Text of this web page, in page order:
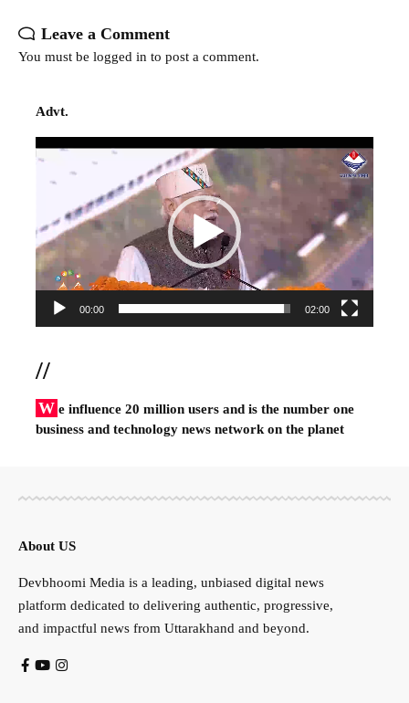
Leave a Comment
You must be logged in to post a comment.
Advt.
Video
00:00 02:00
//
W e influence 20 million users and is the number one
business and technology news network on the planet
About US
Devbhoomi Media is a leading, unbiased digital news
platform dedicated to delivering authentic, progressive,
and impactful news from Uttarakhand and beyond.